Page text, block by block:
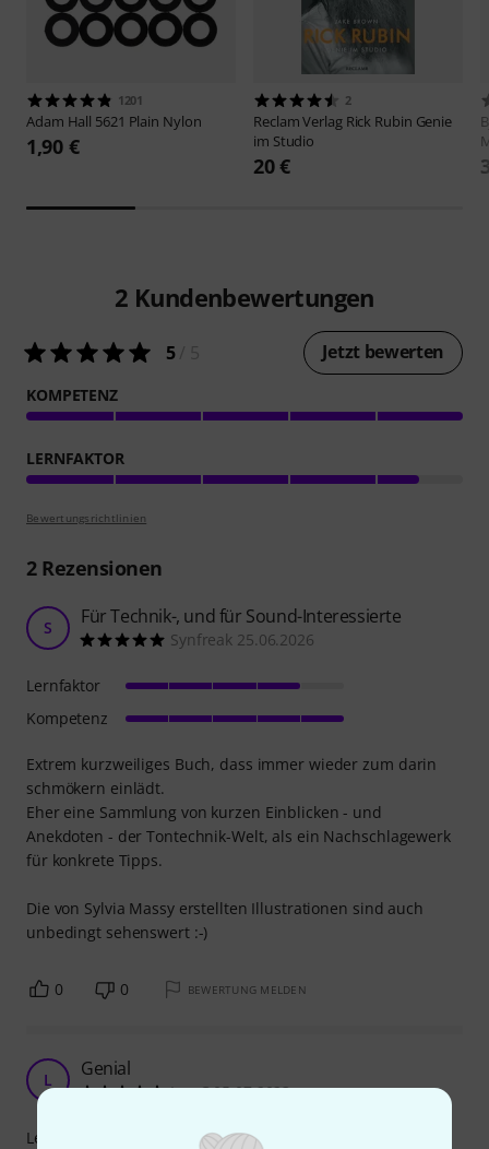
1201
Adam Hall 5621 Plain Nylon
1,90 €
2
Reclam Verlag Rick Rubin Genie
im Studio
20 €
2 Kundenbewertungen
5/ 5 Jetzt bewerten
KOMPETENZ
LERNFAKTOR
Bewertungsrichtlinien
2Rezensionen
S Für Technik-, und für Sound-Interessierte
Synfreak 25.06.2026
Extrem kurzweiliges Buch, dass immer wieder zum darin
schmökern einlädt.
Eher eine Sammlung von kurzen Einblicken - und
Anekdoten - der Tontechnik-Welt, als ein Nachschlagewerk
für konkrete Tipps.
Die von Sylvia Massy erstellten Illustrationen sind auch
unbedingt sehenswert :-)
Lernfaktor
Kompetenz
0 0 BEWERTUNG MELDEN
L Genial
Leo.C 05.07.2023
Lernfaktor